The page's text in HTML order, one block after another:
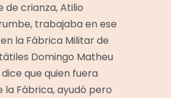
de crianza, Atilio
trabajaba en ese
la Fábrica Militar de
Domingo Matheu
que quien fuera
la Fábrica, ayudó pero